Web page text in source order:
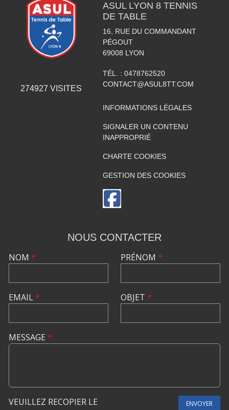
274927 VISITES
ASUL LYON 8 TENNIS
DE TABLE
16, RUE DU COMMANDANT
PÉGOUT
69008 LYON
TÉL. : 0478762520
CONTACT@ASUL8TT.COM
INFORMATIONS LÉGALES
SIGNALER UN CONTENU
INAPPROPRIÉ
CHARTE COOKIES
GESTION DES COOKIES
NOUS CONTACTER
NOM *
EMAIL*
PRÉNOM *
OBJET *
MESSAGE *
VEUILLEZ RECOPIER LE
ENVOYER